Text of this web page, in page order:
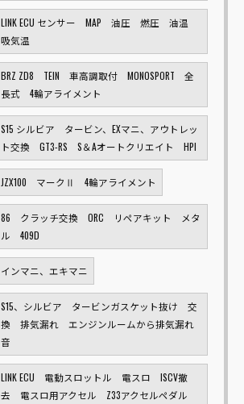
LINK ECU センサー MAP 油圧 燃圧 油温
吸気温
BRZ ZD8 TEIN 車高調取付 MONOSPORT 全
長式 4輪アライメント
S15 シルビア タービン、EXマニ、アウトレッ
ト交換 GT3-RS S＆Aオートクリエイト HPI
JZX100 マークⅡ 4輪アライメント
86 クラッチ交換 ORC リペアキット メタ
ル 409D
インマニ、エキマニ
S15、シルビア タービンガスケット抜け 交
換 排気漏れ エンジンルームから排気漏れ
音
LINK ECU 電動スロットル 電スロ ISCV撤
去 電スロ用アクセル Z33アクセルペダル